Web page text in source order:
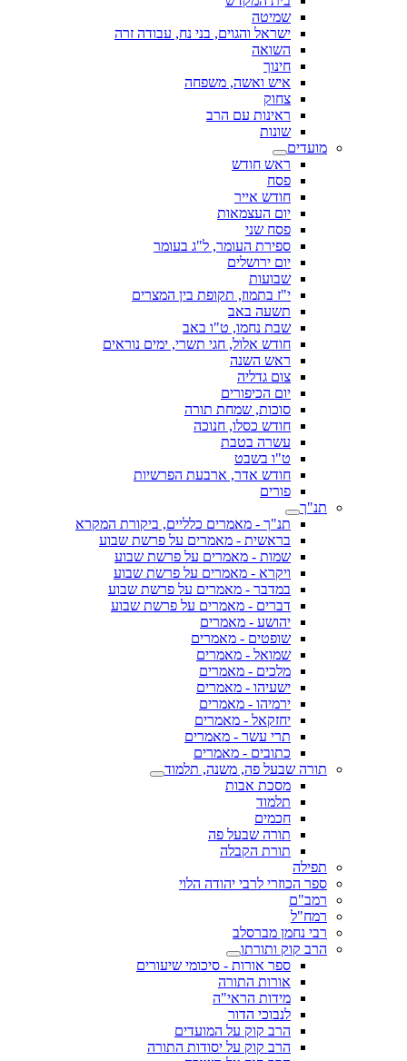
שמיטה
ישראל והגוים, בני נח, עבודה זרה
השואה
חינוך
איש ואשה, משפחה
צחוק
ראינות עם הרב
שונות
מועדים
ראש חודש
פסח
חודש אייר
יום העצמאות
פסח שני
ספירת העומר, ל"ג בעומר
יום ירושלים
שבועות
י"ז בתמוז, תקופת בין המצרים
תשעה באב
שבת נחמו, ט"ו באב
חודש אלול, חגי תשרי, ימים נוראים
ראש השנה
צום גדליה
יום הכיפורים
סוכות, שמחת תורה
חודש כסלו, חנוכה
עשרה בטבת
ט"ו בשבט
חודש אדר, ארבעת הפרשיות
פורים
תנ"ך
תנ"ך - מאמרים כלליים, ביקורת המקרא
בראשית - מאמרים על פרשת שבוע
שמות - מאמרים על פרשת שבוע
ויקרא - מאמרים על פרשת שבוע
במדבר - מאמרים על פרשת שבוע
דברים - מאמרים על פרשת שבוע
יהושע - מאמרים
שופטים - מאמרים
שמואל - מאמרים
מלכים - מאמרים
ישעיהו - מאמרים
ירמיהו - מאמרים
יחזקאל - מאמרים
תרי עשר - מאמרים
כתובים - מאמרים
תורה שבעל פה, משנה, תלמוד
מסכת אבות
תלמוד
חכמים
תורה שבעל פה
תורת הקבלה
תפילה
ספר הכוזרי לרבי יהודה הלוי
רמב"ם
רמח"ל
רבי נחמן מברסלב
הרב קוק ותורתו
ספר אורות - סיכומי שיעורים
אורות התורה
מידות הראי"ה
לנבוכי הדור
הרב קוק על המועדים
הרב קוק על יסודות התורה